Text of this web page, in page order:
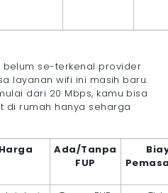
belum se-terkenal provider
layanan wifi ini masih baru.
dari 20 Mbps, kamu bisa
di rumah hanya seharga
Harga
Ada/Tanpa
FUP